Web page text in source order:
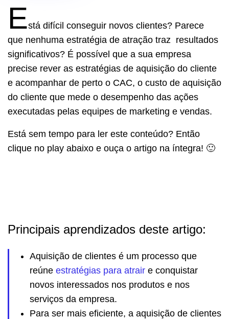
Está difícil conseguir novos clientes? Parece
que nenhuma estratégia de atração traz resultados
significativos? É possível que a sua empresa
precise rever as estratégias de aquisição do cliente
e acompanhar de perto o CAC, o custo de aquisição
do cliente que mede o desempenho das ações
executadas pelas equipes de marketing e vendas.
Está sem tempo para ler este conteúdo? Então
clique no play abaixo e ouça o artigo na íntegra! 🙂
Principais aprendizados deste artigo:
Aquisição de clientes é um processo que
reúne estratégias para atrair e conquistar
novos interessados nos produtos e nos
serviços da empresa.
Para ser mais eficiente, a aquisição de clientes